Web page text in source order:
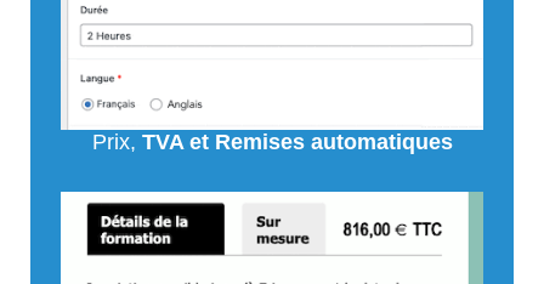
Prix, TVA et Remises automatiques